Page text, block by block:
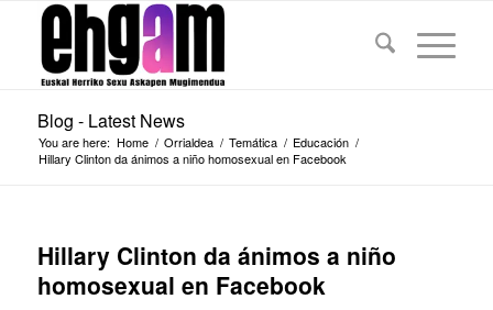
Blog - Latest News
You are here: Home / Orrialdea / Temática / Educación /
Hillary Clinton da ánimos a niño homosexual en Facebook
Hillary Clinton da ánimos a niño
homosexual en Facebook